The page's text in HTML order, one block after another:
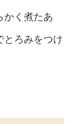
く煮たあ
とろみをつけ